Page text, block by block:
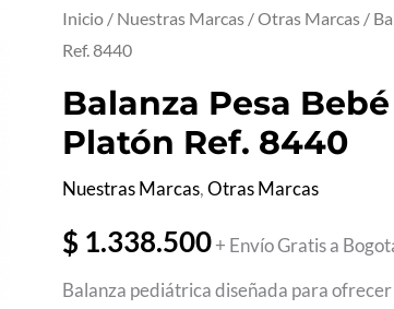
Inicio / Nuestras Marcas /Otras Marcas /
Ref. 8440
Balanza Pesa
Platón Ref. 8440
Nuestras Marcas,Otras Marcas
$ 1.338.500+ Envío Gratis a
Balanza pediátrica diseñada para ofrecer
Balanza
Pesa
Bebé
Electrónica
de
Platón
8440
cantidad